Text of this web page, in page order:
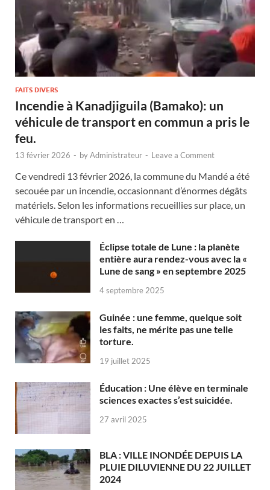
FAITS DIVERS
Incendie à Kanadjiguila (Bamako): un
véhicule de transport en commun a pris le
feu.
13 février 2026 - byAdministrateur - Leave a Comment
Ce vendredi 13 février 2026, la commune du Mandé a été
secouée par un incendie, occasionnant d’énormes dégâts
matériels. Selon les informations recueillies sur place, un
véhicule de transport en …
Éclipse totale de Lune : la planète
entière aura rendez-vous avec la «
Lune de sang » en septembre 2025
4 septembre 2025
Guinée : une femme, quelque soit
les faits, ne mérite pas une telle
torture.
19 juillet 2025
Éducation : Une élève en terminale
sciences exactes s’est suicidée.
27 avril 2025
BLA : VILLE INONDÉE DEPUIS LA
PLUIE DILUVIENNE DU 22 JUILLET
2024